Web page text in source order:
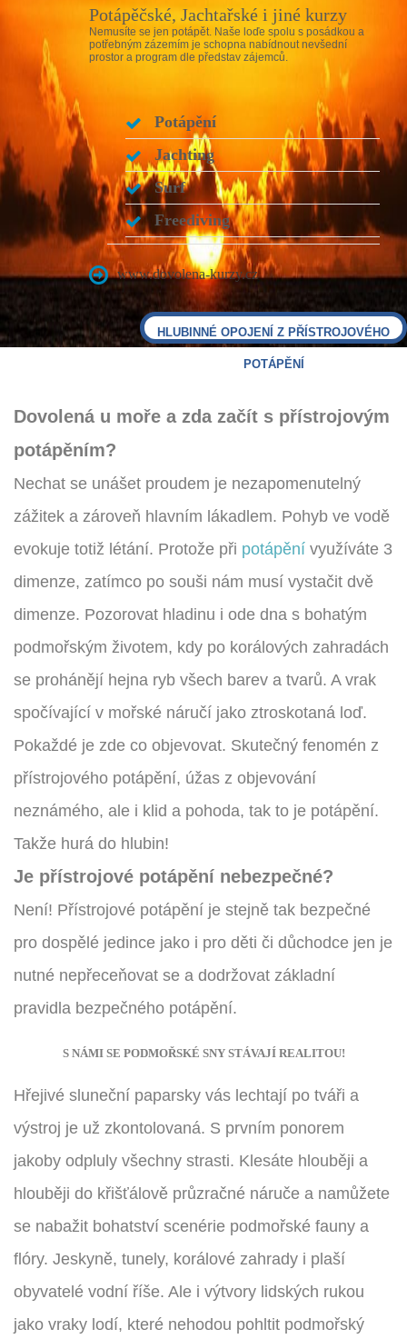
Potápěčské, Jachtařské i jiné kurzy
Nemusíte se jen potápět. Naše loďe spolu s posádkou a
potřebným zázemím je schopna nabídnout nevšední
prostor a program dle představ zájemců.
Potápění
Jachting
Surf
Freediving
www.dovolena-kurzy.cz
HLUBINNÉ OPOJENÍ Z PŘÍSTROJOVÉHO
POTÁPĚNÍ
Dovolená u moře a zda začít s přístrojovým
potápěním?
Nechat se unášet proudem je nezapomenutelný
zážitek a zároveň hlavním lákadlem. Pohyb ve vodě
evokuje totiž létání. Protože při potápění využíváte 3
dimenze, zatímco po souši nám musí vystačit dvě
dimenze. Pozorovat hladinu i ode dna s bohatým
podmořským životem, kdy po korálových zahradách
se prohánějí hejna ryb všech barev a tvarů. A vrak
spočívající v mořské náručí jako ztroskotaná loď.
Pokaždé je zde co objevovat. Skutečný fenomén z
přístrojového potápění, úžas z objevování
neznámého, ale i klid a pohoda, tak to je potápění.
Takže hurá do hlubin!
Je přístrojové potápění nebezpečné?
Není! Přístrojové potápění je stejně tak bezpečné
pro dospělé jedince jako i pro děti či důchodce jen je
nutné nepřeceňovat se a dodržovat základní
pravidla bezpečného potápění.
S NÁMI SE PODMOŘSKÉ SNY STÁVAJÍ REALITOU!
Hřejivé sluneční paparsky vás lechtají po tváři a
výstroj je už zkontolovaná. S prvním ponorem
jakoby odpluly všechny strasti. Klesáte hlouběji a
hlouběji do křišťálově průzračné náruče a namůžete
se nabažit bohatství scenérie podmořské fauny a
flóry. Jeskyně, tunely, korálové zahrady i plaší
obyvatelé vodní říše. Ale i výtvory lidských rukou
jako vraky lodí, které nehodou pohltit podmořský